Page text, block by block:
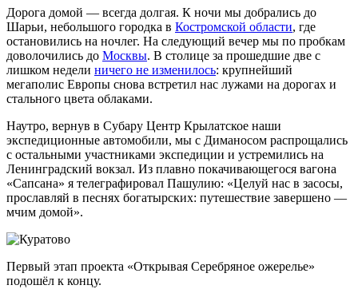
Дорога домой — всегда долгая. К ночи мы добрались до
Шарьи, небольшого городка в Костромской области, где
остановились на ночлег. На следующий вечер мы по пробкам
доволочились до Москвы. В столице за прошедшие две с
лишком недели ничего не изменилось: крупнейший
мегаполис Европы снова встретил нас лужами на дорогах и
стального цвета облаками.
Наутро, вернув в Субару Центр Крылатское наши
экспедиционные автомобили, мы с Диманосом распрощались
с остальными участниками экспедиции и устремились на
Ленинградский вокзал. Из плавно покачивающегося вагона
«Сапсана» я телеграфировал Пашулию: «Целуй нас в засосы,
прославляй в песнях богатырских: путешествие завершено —
мчим домой».
Первый этап проекта «Открывая Серебряное ожерелье»
подошёл к концу.